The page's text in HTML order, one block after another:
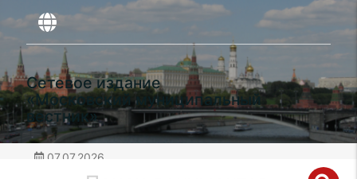
Сетевое издание
«Московский муниципальный
вестник»
07.07.2026